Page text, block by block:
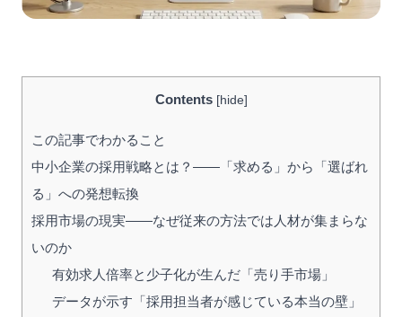
Contents [hide]
この記事でわかること
中小企業の採用戦略とは？——「求める」から「選ばれ
る」への発想転換
採用市場の現実——なぜ従来の方法では人材が集まらな
いのか
有効求人倍率と少子化が生んだ「売り手市場」
データが示す「採用担当者が感じている本当の壁」